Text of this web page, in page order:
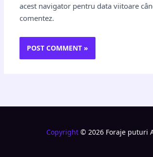
acest navigator pentru data viitoare
comentez.
Copyright © 2026 Foraje puturi